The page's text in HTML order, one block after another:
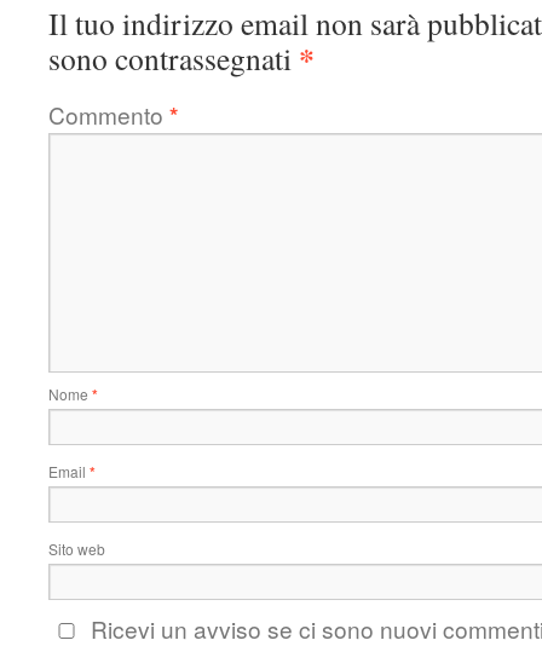
Il tuo indirizzo email non sarà
sono contrassegnati *
Commento *
Nome *
Email *
Sito web
Ricevi un avviso se ci sono nuovi